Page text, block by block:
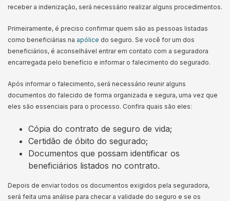
receber a indenização, será necessário realizar alguns procedimentos.
Primeiramente, é preciso confirmar quem são as pessoas listadas
como beneficiárias na apólice do seguro. Se você for um dos
beneficiários, é aconselhável entrar em contato com a seguradora
encarregada pelo benefício e informar o falecimento do segurado.
Após informar o falecimento, será necessário reunir alguns
documentos do falecido de forma organizada e segura, uma vez que
eles são essenciais para o processo. Confira quais são eles:
Cópia do contrato de seguro de vida;
Certidão de óbito do segurado;
Documentos que possam identificar os
beneficiários listados no contrato.
Depois de enviar todos os documentos exigidos pela seguradora,
será feita uma análise para checar a validade do seguro e se os